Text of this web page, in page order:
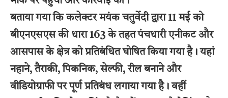
बताया गया कि कलेक्टर मयंक चतुर्वेदी द्वारा 11 मई को
बीएनएसएस की धारा 163 के तहत पंचधारी एनीकट और
आसपास के क्षेत्र को प्रतिबंधित घोषित किया गया है। यहां
नहाने, तैराकी, पिकनिक, सेल्फी, रील बनाने और
वीडियोग्राफी पर पूर्ण प्रतिबंध लगाया गया है। वहीं